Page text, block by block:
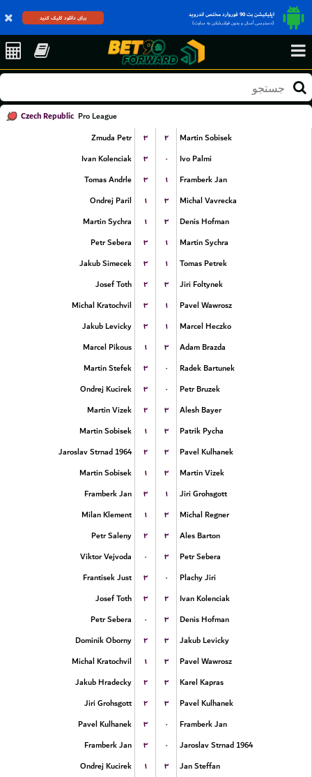
اپلیکیشن بت 90 فوروارد مختص اندروید
(دسترسی آسان و بدون فیلترشکن به سایت)
برای دانلود کلیک کنید
Czech Republic Pro League
Zmuda Petr
۳ ۲
Martin Sobisek
Ivan Kolenciak
۳ ۰
Ivo Palmi
Tomas Andrle
۳ ۱
Framberk Jan
Ondrej Paril
۱ ۳
Michal Vavrecka
Martin Sychra
۱ ۳
Denis Hofman
Petr Sebera
۳ ۱
Martin Sychra
Jakub Simecek
۳ ۱
Tomas Petrek
Josef Toth
۲ ۳
Jiri Foltynek
Michal Kratochvil
۳ ۱
Pavel Wawrosz
Jakub Levicky
۳ ۱
Marcel Heczko
Marcel Pikous
۱ ۳
Adam Brazda
Martin Stefek
۳ ۰
Radek Bartunek
Ondrej Kucirek
۳ ۰
Petr Bruzek
Martin Vizek
۲ ۳
Alesh Bayer
Martin Sobisek
۱ ۳
Patrik Pycha
Jaroslav Strnad 1964
۲ ۳
Pavel Kulhanek
Martin Sobisek
۱ ۳
Martin Vizek
Framberk Jan
۳ ۱
Jiri Grohsgott
Milan Klement
۱ ۳
Michal Regner
Petr Saleny
۲ ۳
Ales Barton
Viktor Vejvoda
۰ ۳
Petr Sebera
Frantisek Just
۳ ۰
Plachy Jiri
Josef Toth
۳ ۲
Ivan Kolenciak
Petr Sebera
۰ ۳
Denis Hofman
Dominik Oborny
۲ ۳
Jakub Levicky
Michal Kratochvil
۱ ۳
Pavel Wawrosz
Jakub Hradecky
۲ ۳
Karel Kapras
Jiri Grohsgott
۲ ۳
Pavel Kulhanek
Pavel Kulhanek
۳ ۰
Framberk Jan
Framberk Jan
۳ ۰
Jaroslav Strnad 1964
Ondrej Kucirek
۱ ۳
Jan Steffan